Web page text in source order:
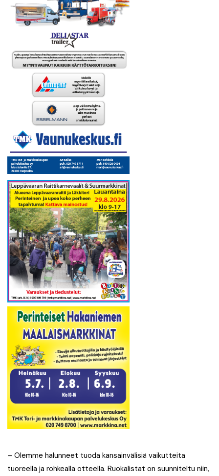
– Olemme halunneet tuoda kansainvälisiä vaikutteita
tuoreella ja rohkealla otteella. Ruokalistat on suunniteltu niin,